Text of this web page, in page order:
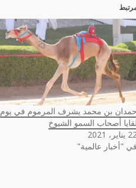
حمدان بن محمد يشرف المرموم في يوم
لقايا أصحاب السمو الشيوخ
22 يناير، 2021
في "أخبار عالمية"